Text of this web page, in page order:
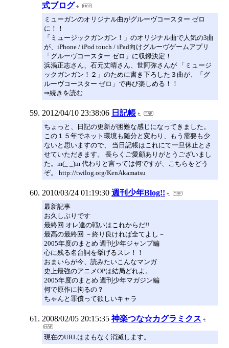
式ブログ
ミューガンのオリジナル曲がグルーヴコースター ゼロ
に！！
「ミュージックガンガン！」のオリジナル曲で人気の3曲
が、iPhone / iPod touch / iPad向けグルーヴゲームアプリ
「グルーヴコースター ゼロ」に収録決定！
浜渦正志さん、石元丈晴さん、世阿弥さんが 「ミュージ
ックガンガン！２」のために書き下ろした３曲が、「グ
ルーヴコースター ゼロ」で再び楽しめる！！
⇒続きを読む
2012/04/10 23:38:06 日記帳
ちょっと、日記の更新が困難な感じになってきました。
この１５年でネット環境も随分と変わり、もう需要も少
ないと思いますので、 当日記帳はこれにて一旦休止とさ
せていただきます。 長らくご愛顧ありがとうございまし
た。m(_ _)m 代わりと言っては何ですが、こちらをどう
ぞ。 http://twilog.org/KenAkamatsu
2010/03/24 01:19:30 週刊少年Blog!!
最新記事
お久しぶりです
最終回 オレ達の戦いはこれからだ!!
最高の最終回 －終り良ければ全てよし－
2005年度のまとめ 週刊少年ジャンプ編
心に残る名台詞を挙げるスレ！！
おまいらが今、読みたいこんなマンガ
史上最強のアニメOPは結局どれよ。
2005年度のまとめ 週刊少年マガジン編
何で原作に拘るの？
ちゃんと罪償って欲しいキャラ
2008/02/05 20:15:35 神楽つな☆カグラミクス
現在のURLはまもなく消滅します。